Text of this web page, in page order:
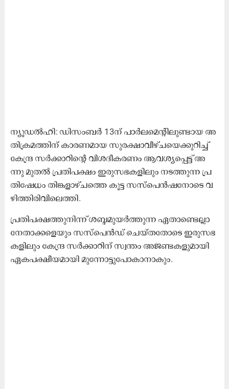
ന്യൂ​ഡ​ൽ​ഹി: ഡി​സം​ബ​ർ 13ന് ​പാ​ർ​ല​മെ​ന്റി​ലു​ണ്ടാ​യ അ​
തി​ക്ര​മ​ത്തി​ന് കാ​ര​ണ​മാ​യ സു​ര​ക്ഷാ​വീ​ഴ്ച​യെ​ക്കു​റി​ച്ച്
കേ​ന്ദ്ര സ​ർ​ക്കാ​റി​ന്റെ വി​ശ​ദീ​ക​ര​ണം ആ​വ​ശ്യ​പ്പെ​ട്ട് അ​
ന്നു മു​ത​ൽ പ്ര​തി​പ​ക്ഷം ഇ​രു​സ​ഭ​ക​ളി​ലും ന​ട​ത്തു​ന്ന പ്ര​
തി​ഷേ​ധം തി​ങ്ക​ളാ​ഴ്ച​ത്തെ കൂ​ട്ട സ​സ്​​പെ​ൻ​ഷ​നോ​ടെ വ​
ഴി​ത്തി​രി​വി​ലെ​ത്തി.
പ്ര​തി​പ​ക്ഷ​ത്തു​നി​ന്ന് ശ​ബ്ദ​മു​യ​ർ​ത്തു​ന്ന ഏ​താ​ണ്ടെ​ല്ലാ
നേ​താ​ക്ക​ളെ​യും സ​സ്​​പെ​ൻ​ഡ് ചെ​യ്ത​തോ​ടെ ഇ​രു​സ​ഭ​
ക​ളി​ലും കേ​ന്ദ്ര സ​ർ​ക്കാ​റി​ന് സ്വ​ന്തം അ​ജ​ണ്ട​ക​ളു​മാ​യി
ഏ​ക​പ​ക്ഷീ​യ​മാ​യി മു​ന്നോ​ട്ടു​പോ​കാ​നാ​കും.